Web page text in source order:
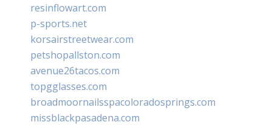
resinflowart.com
p-sports.net
korsairstreetwear.com
petshopallston.com
avenue26tacos.com
topgglasses.com
broadmoornailsspacoloradosprings.com
missblackpasadena.com